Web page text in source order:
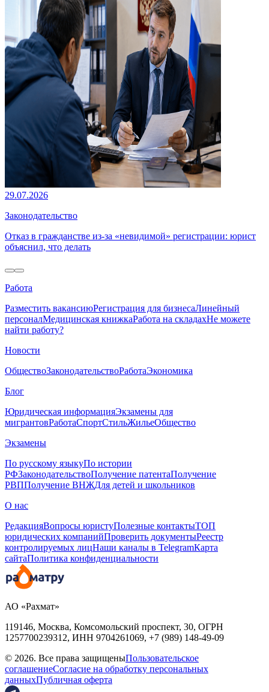
29.07.2026
Законодательство
Отказ в гражданстве из-за «невидимой» регистрации: юрист
объяснил, что делать
Работа
Разместить вакансиюРегистрация для бизнесаЛинейный
персоналМедицинская книжкаРабота на складахНе можете
найти работу?
Новости
ОбществоЗаконодательствоРаботаЭкономика
Блог
Юридическая информацияЭкзамены для
мигрантовРаботаСпортСтильЖильеОбщество
Экзамены
По русскому языкуПо истории
РФЗаконодательствоПолучение патентаПолучение
РВППолучение ВНЖДля детей и школьников
О нас
РедакцияВопросы юристуПолезные контактыТОП
юридических компанийПроверить документыРеестр
контролируемых лицНаши каналы в TelegramКарта
сайтаПолитика конфиденциальности
АО «Рахмат»
119146, Москва, Комсомольский проспект, 30, ОГРН
1257700239312, ИНН 9704261069, +7 (989) 148-49-09
© 2026. Все права защищеныПользовательское
соглашениеСогласие на обработку персональных
данныхПубличная оферта